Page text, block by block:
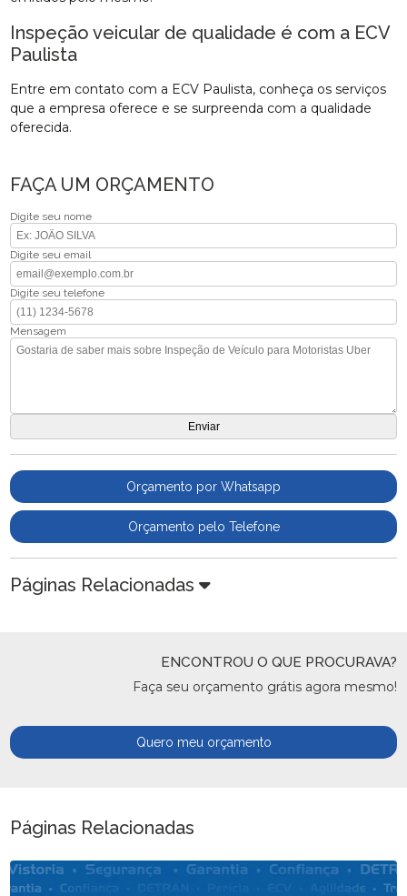
Inspeção veicular de qualidade é com a ECV
Paulista
Entre em contato com a ECV Paulista, conheça os serviços
que a empresa oferece e se surpreenda com a qualidade
oferecida.
FAÇA UM ORÇAMENTO
Digite seu nome
Digite seu email
Digite seu telefone
Mensagem
Orçamento por Whatsapp
Orçamento pelo Telefone
Páginas Relacionadas
ENCONTROU O QUE PROCURAVA?
Faça seu orçamento grátis agora mesmo!
Quero meu orçamento
Páginas Relacionadas